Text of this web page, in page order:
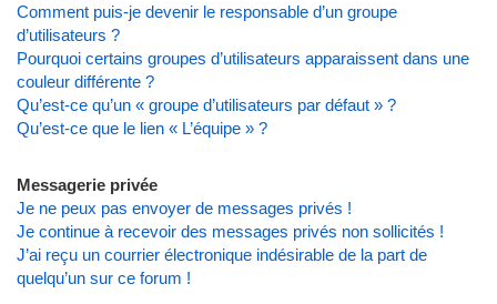
Comment puis-je devenir le responsable d’un groupe
d’utilisateurs ?
Pourquoi certains groupes d’utilisateurs apparaissent dans une
couleur différente ?
Qu’est-ce qu’un « groupe d’utilisateurs par défaut » ?
Qu’est-ce que le lien « L’équipe » ?
Messagerie privée
Je ne peux pas envoyer de messages privés !
Je continue à recevoir des messages privés non sollicités !
J’ai reçu un courrier électronique indésirable de la part de
quelqu’un sur ce forum !